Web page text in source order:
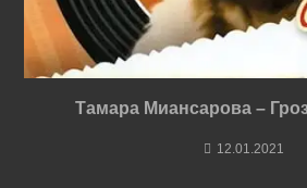
Тамара Миансарова –
12.01.2021